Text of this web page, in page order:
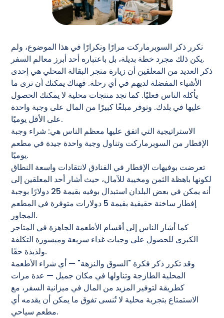
تكرر ذكر السوبرماركت مرارًا وتكرارًا في هذا الموضوع، ولم
يكن ذلك مجرد خطة بديلة، بل باعتباره أحد أبرز معالم السفر.
ذكر العديد من المعلقين أن زيارة متجر البقالة المحلي هي إحدى
الأشياء المفضلة لديهم في أي رحلة. فهناك يمكنك أن ترى ما
يأكله الناس فعليًا. كما تجد منتجات محلية لا يمكنك الحصول
عليها في بلدك. وتوفر مبلغًا كبيرًا من المال على وجبة واحدة
على الأقل يوميًا.
الاستراتيجية التي اتفق عليها معظم الناس هي: شراء وجبة
الإفطار من السوبرماركت وتناول وجبة واحدة جيدة في مطعم
يوميًا.
تعرضت بوفيهات الإفطار في الفنادق لانتقادات واسعة النطاق
لكونها باهظة الثمن ومخيبة للآمال، حيث أشار أحد المعلقين إلى
أنه يمكن في بعض البلدان استبدال بوفيه بقيمة 25 دولارًا بوجبة
إفطار ساخنة حقيقية بقيمة 5 دولارات متوفرة في المطعم
المجاور.
كما أشار الناس إلى أقسام الأطعمة الجاهزة في المتاجر
الكبرى للحصول على وجبات غداء سريعة وميسورة التكلفة
ولذيذة حقًا.
وقد تكرر ذكر فكرة "السوق والنزهة" — أي شراء الأطعمة
المحلية الطازجة وتناولها في مكان جميل — عدة مرات
كطريقة لتوفير المزيد من المال في ميزانية السفر، مع
الاستمتاع بتجربة محلية لا تُنسى تفوق ما يمكن أن يقدمه أي
مطعم سياحي.